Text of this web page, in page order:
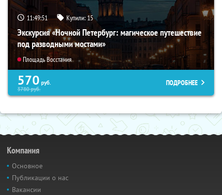
11:49:50 Купили: 15
Экскурсия «Ночной Петербург: магическое путешествие
под разводными мостами»
Площадь Восстания
570 руб.
3780руб.
ПОДРОБНЕЕ
Компания
Основное
Публикации о нас
Вакансии